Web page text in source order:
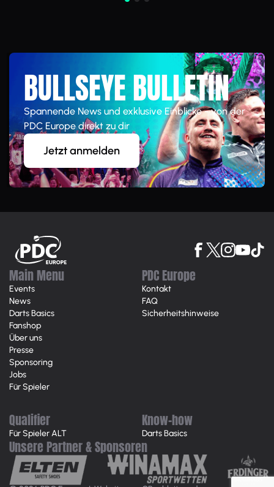
BULLSEYE BULLETIN
Spannende News und exklusive Einblicke - von der
PDC Europe direkt zu dir
Jetzt anmelden
Main Menu
Events
News
Darts Basics
Fanshop
Über uns
Presse
Sponsoring
Jobs
Für Spieler
PDC Europe
Kontakt
FAQ
Sicherheitshinweise
Qualifier
Für Spieler ALT
Know-how
Darts Basics
Unsere Partner & Sponsoren